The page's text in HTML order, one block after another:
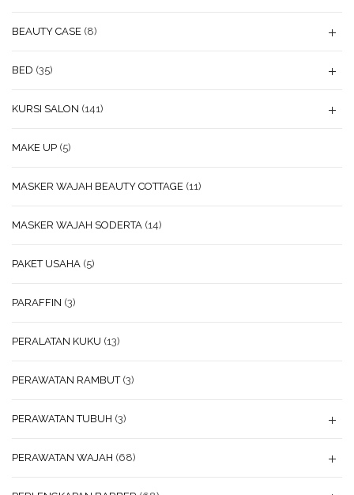
BEAUTY CASE (8)
BED (35)
KURSI SALON (141)
MAKE UP (5)
MASKER WAJAH BEAUTY COTTAGE (11)
MASKER WAJAH SODERTA (14)
PAKET USAHA (5)
PARAFFIN (3)
PERALATAN KUKU (13)
PERAWATAN RAMBUT (3)
PERAWATAN TUBUH (3)
PERAWATAN WAJAH (68)